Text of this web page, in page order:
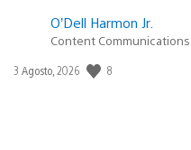
O’Dell Harmon Jr.
Content Communications
Data
3 Agosto, 2026 8